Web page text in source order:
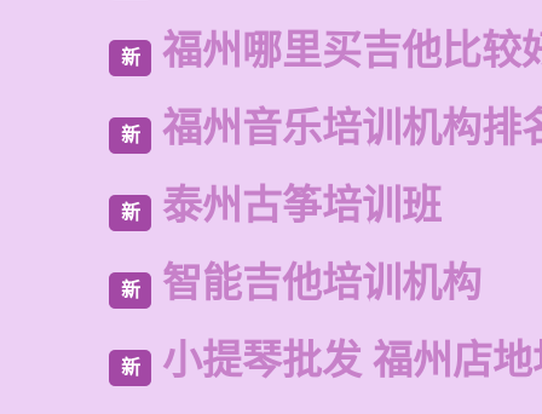
新 福州哪里买吉他比较
新 福州音乐培训机构排
新 泰州古筝培训班
新 智能吉他培训机构
新 小提琴批发 福州店